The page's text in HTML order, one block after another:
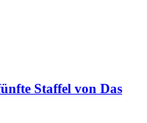
Staffel von Das